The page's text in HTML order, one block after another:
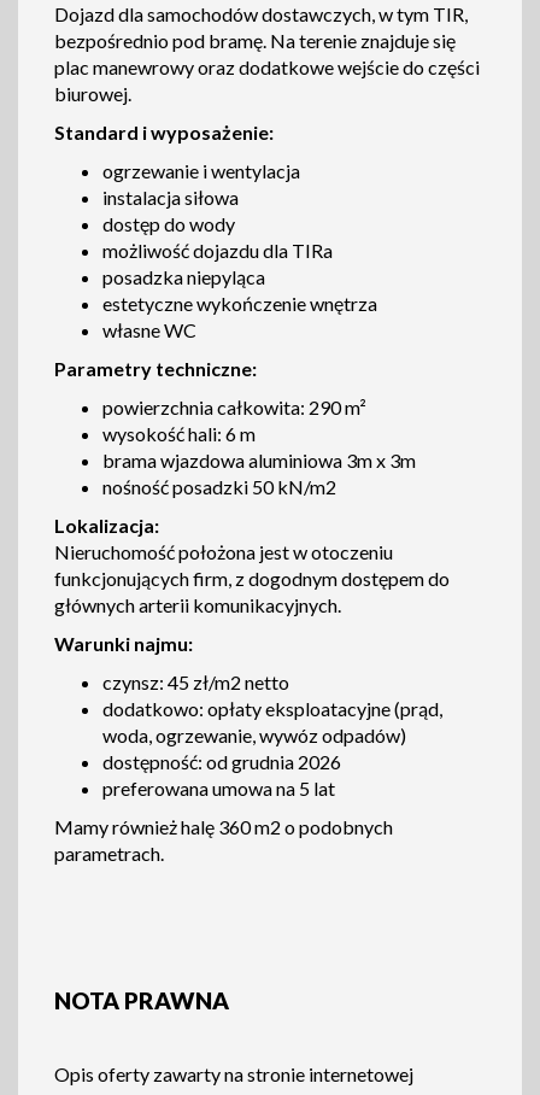
Dojazd dla samochodów dostawczych, w tym TIR,
bezpośrednio pod bramę. Na terenie znajduje się
plac manewrowy oraz dodatkowe wejście do części
biurowej.
Standard i wyposażenie:
ogrzewanie i wentylacja
instalacja siłowa
dostęp do wody
możliwość dojazdu dla TIRa
posadzka niepyląca
estetyczne wykończenie wnętrza
własne WC
Parametry techniczne:
powierzchnia całkowita: 290 m²
wysokość hali: 6 m
brama wjazdowa aluminiowa 3m x 3m
nośność posadzki 50 kN/m2
Lokalizacja:
Nieruchomość położona jest w otoczeniu
funkcjonujących firm, z dogodnym dostępem do
głównych arterii komunikacyjnych.
Warunki najmu:
czynsz: 45 zł/m2 netto
dodatkowo: opłaty eksploatacyjne (prąd,
woda, ogrzewanie, wywóz odpadów)
dostępność: od grudnia 2026
preferowana umowa na 5 lat
Mamy również halę 360 m2 o podobnych
parametrach.
NOTA PRAWNA
Opis oferty zawarty na stronie internetowej